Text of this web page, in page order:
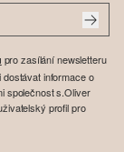
pro zasílání newsletteru
informace o
společnost s.Oliver
profil pro